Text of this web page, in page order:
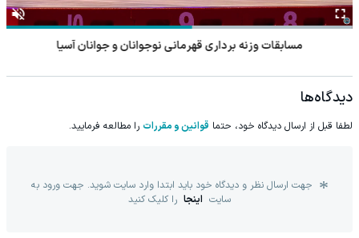
مسابقات وزنه برداری قهرمانی نوجوانان و جوانان آسیا
دیدگاه‌ها
لطفا قبل از ارسال دیدگاه خود، حتما قوانین و مقررات را مطالعه فرمایید.
جهت ارسال نظر و دیدگاه خود باید ابتدا وارد سایت شوید. جهت ورود به
سایت اینجا را کلیک کنید